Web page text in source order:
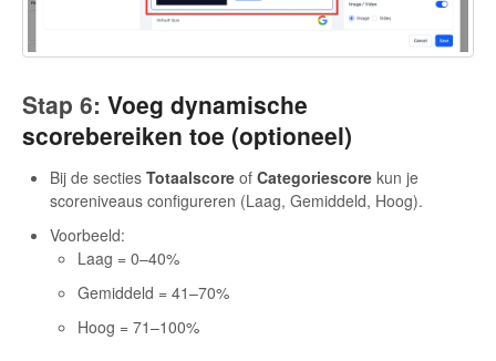
Stap 6: Voeg dynamische
scorebereiken toe (optioneel)
Bij de secties Totaalscore of Categoriescore kun je
scoreniveaus configureren (Laag, Gemiddeld, Hoog).
Voorbeeld:
Laag = 0–40%
Gemiddeld = 41–70%
Hoog = 71–100%